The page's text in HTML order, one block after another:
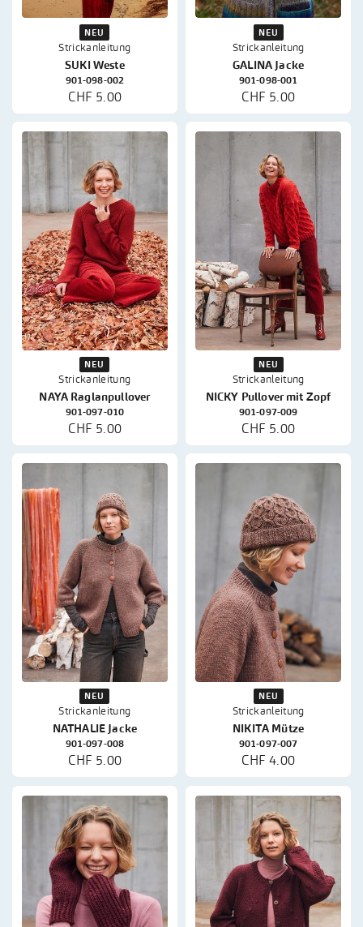
NEU
Strickanleitung
SUKI Weste
901-098-002
CHF 5.00
NEU
Strickanleitung
GALINA Jacke
901-098-001
CHF 5.00
NEU
Strickanleitung
NAYA Raglanpullover
901-097-010
CHF 5.00
NEU
Strickanleitung
NICKY Pullover mit Zopf
901-097-009
CHF 5.00
NEU
Strickanleitung
NATHALIE Jacke
901-097-008
CHF 5.00
NEU
Strickanleitung
NIKITA Mütze
901-097-007
CHF 4.00